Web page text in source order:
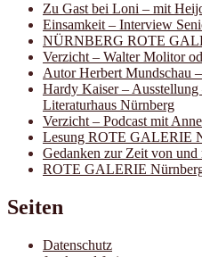
Zu Gast bei Loni – mit
Einsamkeit – Interview
NÜRNBERG ROTE
Verzicht – Walter Molitor
Autor Herbert Mundschau
Hardy Kaiser –
Literaturhaus Nürnberg
Verzicht – Podcast mit
Lesung ROTE GALERIE
Gedanken zur Zeit von
ROTE GALERIE
Seiten
Datenschutz